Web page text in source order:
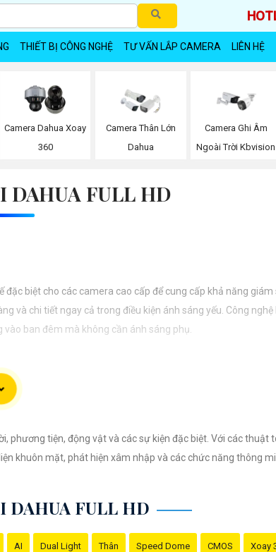
THIẾT BỊ CÔNG NGHỆ TƯ VẤN LẮP CAMERA LIÊN HỆ
Camera Dahua Xoay
360
Camera Thân Lớn
Dahua
Camera Ghi Âm
Ngoài Trời Kbvision
DAHUA FULL HD
biệt cho các camera cao cấp để cung cấp khả năng
và chi tiết ngay cả trong điều kiện ánh sáng yếu. Công
ban đêm mà không cần ánh sáng phụ.
tiện, động vật và các sự kiện đặc biệt. Với các thuật
khuôn mặt, phát hiện xâm nhập và các chức năng thông
DAHUA FULL HD
AI Dual Light Thân Speed Dome CMOS Xoay